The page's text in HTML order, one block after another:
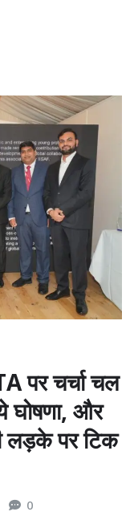
पर चर्चा चल
घोषणा, और
लड़के पर टिक
0